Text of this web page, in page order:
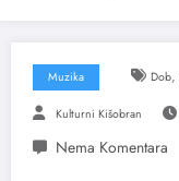
Muzika Dob,
Kulturni Kišobran